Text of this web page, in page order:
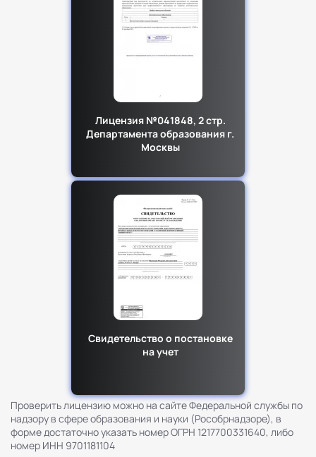
Лицензия №041848, 2 стр.
Департамента образования г.
Москвы
Свидетельство о постановке
на учет
Проверить лицензию можно на сайте Федеральной службы по
надзору в сфере образования и науки (Рособрнадзоре), в
форме достаточно указать номер ОГРН 1217700331640, либо
номер ИНН 9701181104